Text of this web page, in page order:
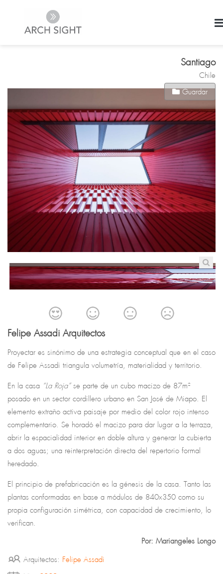
Santiago
Chile
Guardar
Felipe Assadi Arquitectos
Proyectar es sinónimo de una estrategia conceptual que en el caso
de Felipe Assadi triangula volumetría, materialidad y territorio.
En la casa “La Roja”se parte de un cubo macizo de 87m²
posado en un sector cordillero urbano en San José de Miapo. El
elemento extraño activa paisaje por medio del color rojo intenso
complementario. Se horadó el macizo para dar lugar a la terraza,
abrir la espacialidad interior en doble altura y generar la cubierta
a dos aguas; una reinterpretación directa del repertorio formal
heredado.
El principio de prefabricación es la génesis de la casa. Tanto las
plantas conformadas en base a módulos de 840x350 como su
propia configuración simétrica, con capacidad de crecimiento, lo
verifican.
La serenidad de la escena montañosa se tensiona con una
diagonal que atraviesa el paisaje. La casa Bahía Azul absorbe
estratégicamente la pendiente del terreno a través de medios
Por: Mariangeles Longo
Arquitectos: Felipe Assadi